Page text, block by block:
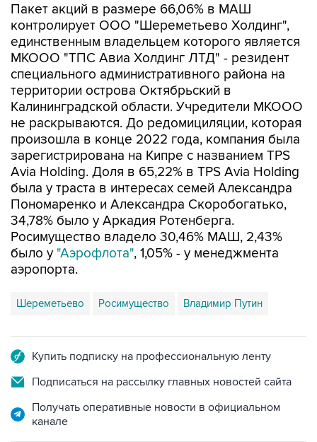
Пакет акций в размере 66,06% в МАШ
контролирует ООО "Шереметьево Холдинг",
единственным владельцем которого является
МКООО "ТПС Авиа Холдинг ЛТД" - резидент
специального административного района на
территории острова Октябрьский в
Калининградской области. Учредители МКООО
не раскрываются. До редомициляции, которая
произошла в конце 2022 года, компания была
зарегистрирована на Кипре с названием TPS
Avia Holding. Доля в 65,22% в TPS Avia Holding
была у траста в интересах семей Александра
Пономаренко и Александра Скоробогатько,
34,78% было у Аркадия Ротенберга.
Росимущество владело 30,46% МАШ, 2,43%
было у "Аэрофлота", 1,05% - у менеджмента
аэропорта.
Шереметьево Росимущество Владимир Путин
Купить подписку на профессиональную ленту
Подписаться на рассылку главных новостей сайта
Получать оперативные новости в официальном
канале